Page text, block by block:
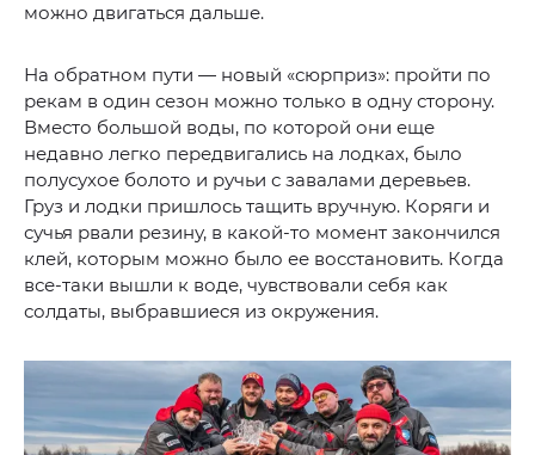
можно двигаться дальше.
На обратном пути — новый «сюрприз»: пройти по
рекам в один сезон можно только в одну сторону.
Вместо большой воды, по которой они еще
недавно легко передвигались на лодках, было
полусухое болото и ручьи с завалами деревьев.
Груз и лодки пришлось тащить вручную. Коряги и
сучья рвали резину, в какой-то момент закончился
клей, которым можно было ее восстановить. Когда
все-таки вышли к воде, чувствовали себя как
солдаты, выбравшиеся из окружения.